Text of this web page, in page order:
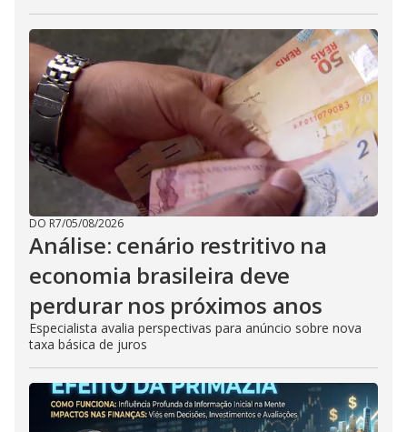
DO R7/05/08/2026
Análise: cenário restritivo na
economia brasileira deve
perdurar nos próximos anos
Especialista avalia perspectivas para anúncio sobre nova
taxa básica de juros